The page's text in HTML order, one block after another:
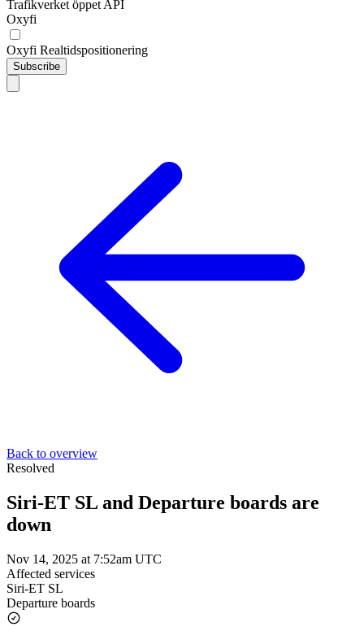
Trafikverket öppet API
Oxyfi
Oxyfi Realtidspositionering
Subscribe
Back to overview
Resolved
Siri-ET SL and Departure boards are
down
Nov 14, 2025 at 7:52am UTC
Affected services
Siri-ET SL
Departure boards